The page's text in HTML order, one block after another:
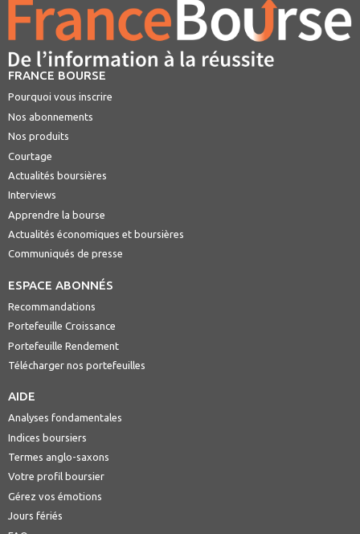
FRANCE BOURSE
Pourquoi vous inscrire
Nos abonnements
Nos produits
Courtage
Actualités boursières
Interviews
Apprendre la bourse
Actualités économiques et boursières
Communiqués de presse
ESPACE ABONNÉS
Recommandations
Portefeuille Croissance
Portefeuille Rendement
Télécharger nos portefeuilles
AIDE
Analyses fondamentales
Indices boursiers
Termes anglo-saxons
Votre profil boursier
Gérez vos émotions
Jours fériés